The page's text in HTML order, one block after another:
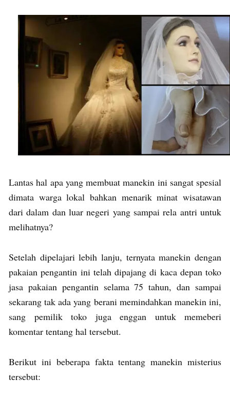
Lantas hal apa yang membuat manekin ini sangat spesial
dimata warga lokal bahkan menarik minat wisatawan
dari dalam dan luar negeri yang sampai rela antri untuk
melihatnya?
Setelah dipelajari lebih lanju, ternyata manekin dengan
pakaian pengantin ini telah dipajang di kaca depan toko
jasa pakaian pengantin selama 75 tahun, dan sampai
sekarang tak ada yang berani memindahkan manekin ini,
sang pemilik toko juga enggan untuk memeberi
komentar tentang hal tersebut.
Berikut ini beberapa fakta tentang manekin misterius
tersebut: